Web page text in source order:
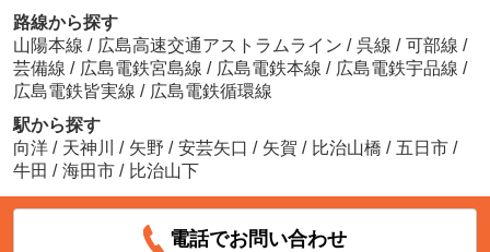
路線から探す
山陽本線 / 広島高速交通アストラムライン / 呉線 / 可部線 /
芸備線 / 広島電鉄宮島線 / 広島電鉄本線 / 広島電鉄宇品線 /
広島電鉄皆実線 / 広島電鉄循環線
駅から探す
向洋 / 天神川 / 矢野 / 安芸矢口 / 矢賀 / 比治山橋 / 五日市 /
牛田 / 海田市 / 比治山下
電話でお問い合わせ